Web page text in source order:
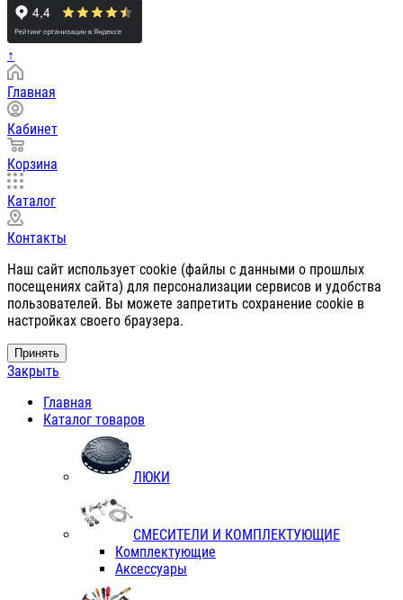
↑
Главная
Кабинет
Корзина
Каталог
Контакты
Наш сайт использует cookie (файлы с данными о прошлых
посещениях сайта) для персонализации сервисов и удобства
пользователей. Вы можете запретить сохранение cookie в
настройках своего браузера.
Принять
Закрыть
Главная
Каталог товаров
ЛЮКИ
СМЕСИТЕЛИ И КОМПЛЕКТУЮЩИЕ
Комплектующие
Аксессуары